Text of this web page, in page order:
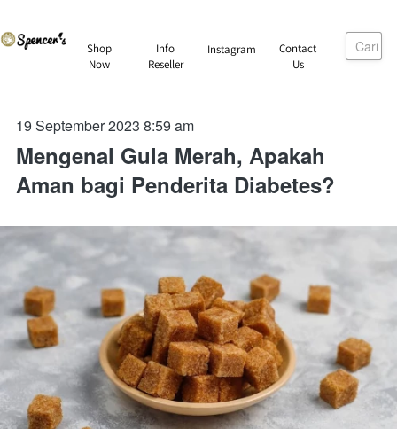
`
Shop
Now
` Info
Reseller
`Instagram `
Contact
Us
Cari
19 September 2023 8:59 am
Mengenal Gula Merah, Apakah
Aman bagi Penderita Diabetes?